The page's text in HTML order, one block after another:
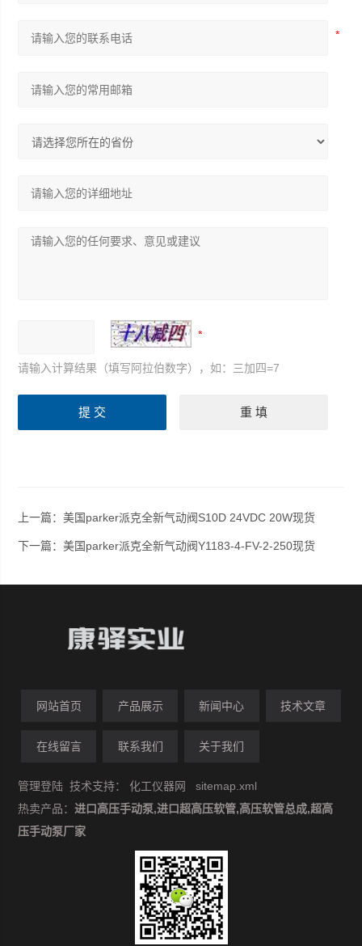
请输入计算结果（填写阿拉伯数字），如：三加四=7
上一篇：美国parker派克全新气动阀S10D 24VDC 20W现货
下一篇：美国parker派克全新气动阀Y1183-4-FV-2-250现货
网站首页 产品展示 新闻中心 技术文章
在线留言 联系我们 关于我们
管理登陆 技术支持：化工仪器网
sitemap.xml
热卖产品：进口高压手动泵,进口超高压软管,高压软管总成,超高
压手动泵厂家